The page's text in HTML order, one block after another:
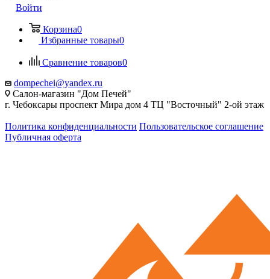
Войти
Корзина0
Избранные товары0
Сравнение товаров0
dompechei@yandex.ru
Салон-магазин "Дом Печей"
г. Чебоксары проспект Мира дом 4 ТЦ "Восточный" 2-ой этаж
Политика конфиденциальности Пользовательское соглашение
Публичная оферта